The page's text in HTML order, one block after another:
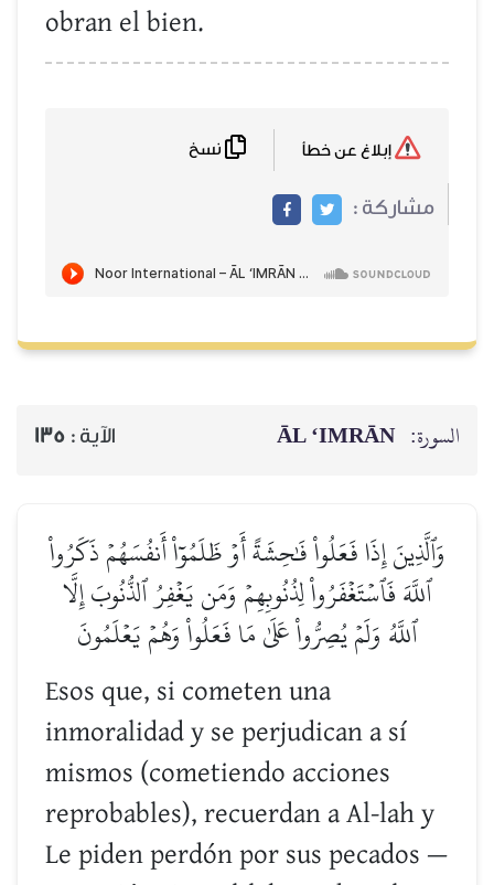
obran el bien.
مشاركة :
السورة: ĀL ‘IMRĀN الآية : 135
وَٱلَّذِينَ إِذَا فَعَلُواْ فَٰحِشَةً أَوۡ ظَلَمُوٓاْ أَنفُسَهُمۡ ذَكَرُواْ
ٱللَّهَ فَٱسۡتَغۡفَرُواْ لِذُنُوبِهِمۡ وَمَن يَغۡفِرُ ٱلذُّنُوبَ إِلَّا
ٱللَّهُ وَلَمۡ يُصِرُّواْ عَلَىٰ مَا فَعَلُواْ وَهُمۡ يَعۡلَمُونَ
Esos que, si cometen una
inmoralidad y se perjudican a sí
mismos (cometiendo acciones
reprobables), recuerdan a Al-lah y
Le piden perdón por sus pecados —